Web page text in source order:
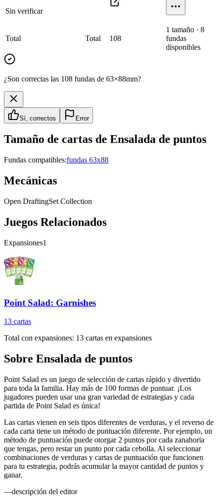
Sin verificar
Total Total 108
1 tamaño · 8
fundas
disponibles
¿Son correctas las 108 fundas de 63×88mm?
Sí, correctos Error
Tamaño de cartas de Ensalada de puntos
Fundas compatibles:fundas 63x88
Mecánicas
Open DraftingSet Collection
Juegos Relacionados
Expansiones1
Point Salad: Garnishes
13 cartas
Total con expansiones: 13 cartas en expansiones
Sobre Ensalada de puntos
Point Salad es un juego de selección de cartas rápido y divertido
para toda la familia. Hay más de 100 formas de puntuar. ¡Los
jugadores pueden usar una gran variedad de estrategias y cada
partida de Point Salad es única!
Las cartas vienen en seis tipos diferentes de verduras, y el reverso de
cada carta tiene un método de puntuación diferente. Por ejemplo, un
método de puntuación puede otorgar 2 puntos por cada zanahoria
que tengas, pero restar un punto por cada cebolla. Al seleccionar
combinaciones de verduras y cartas de puntuación que funcionen
para tu estrategia, podrás acumular la mayor cantidad de puntos y
ganar.
—descripción del editor